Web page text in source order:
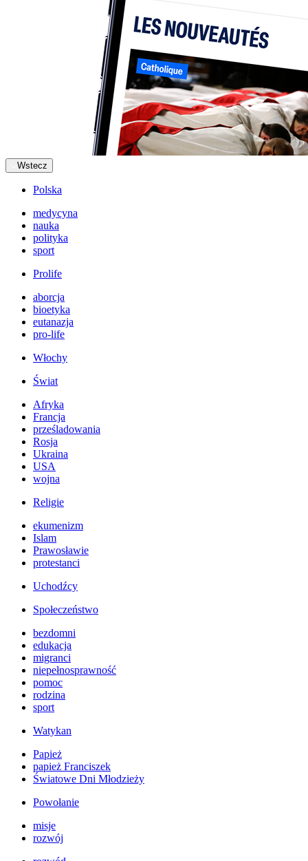
Wstecz
Polska
medycyna
nauka
polityka
sport
Prolife
aborcja
bioetyka
eutanazja
pro-life
Włochy
Świat
Afryka
Francja
prześladowania
Rosja
Ukraina
USA
wojna
Religie
ekumenizm
Islam
Prawosławie
protestanci
Uchodźcy
Społeczeństwo
bezdomni
edukacja
migranci
niepełnosprawność
pomoc
rodzina
sport
Watykan
Papież
papież Franciszek
Światowe Dni Młodzieży
Powołanie
misje
rozwój